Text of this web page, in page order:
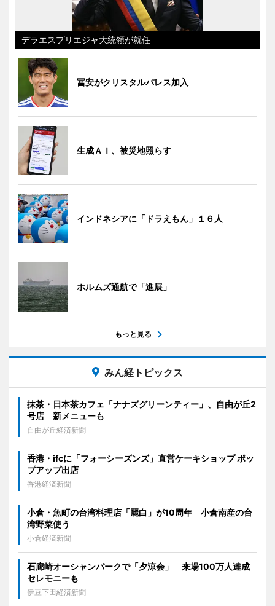
デラエスプリエジャ大統領が就任
冨安がクリスタルパレス加入
生成ＡＩ、被災地照らす
インドネシアに「ドラえもん」１６人
ホルムズ通航で「進展」
もっと見る
みん経トピックス
抹茶・日本茶カフェ「ナナズグリーンティー」、自由が丘2
号店 新メニューも
自由が丘経済新聞
香港・ifcに「フォーシーズンズ」直営ケーキショップ ポッ
プアップ出店
香港経済新聞
小倉・魚町の台湾料理店「麗白」が10周年 小倉南産の台
湾野菜使う
小倉経済新聞
石廊崎オーシャンパークで「夕涼会」 来場100万人達成
セレモニーも
伊豆下田経済新聞